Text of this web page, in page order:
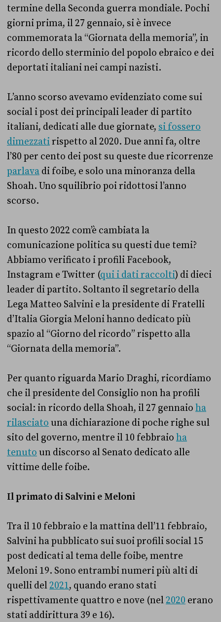
termine della Seconda guerra mondiale. Pochi
giorni prima, il 27 gennaio, si è invece
commemorata la “Giornata della memoria”, in
ricordo dello sterminio del popolo ebraico e dei
deportati italiani nei campi nazisti.
L’anno scorso avevamo evidenziato come sui
social i post dei principali leader di partito
italiani, dedicati alle due giornate, si fossero
dimezzatirispetto al 2020. Due anni fa, oltre
l’80 per cento dei post su queste due ricorrenze
parlava di foibe, e solo una minoranza della
Shoah. Uno squilibrio poi ridottosi l’anno
scorso.
In questo 2022 com’è cambiata la
comunicazione politica su questi due temi?
Abbiamo verificato i profili Facebook,
Instagram e Twitter (qui i dati raccolti) di dieci
leader di partito. Soltanto il segretario della
Lega Matteo Salvini e la presidente di Fratelli
d’Italia Giorgia Meloni hanno dedicato più
spazio al “Giorno del ricordo” rispetto alla
“Giornata della memoria”.
Per quanto riguarda Mario Draghi, ricordiamo
che il presidente del Consiglio non ha profili
social: in ricordo della Shoah, il 27 gennaio ha
rilasciato una dichiarazione di poche righe sul
sito del governo, mentre il 10 febbraio ha
tenuto un discorso al Senato dedicato alle
vittime delle foibe.
Il primato di Salvini e Meloni
Tra il 10 febbraio e la mattina dell’11 febbraio,
Salvini ha pubblicato sui suoi profili social 15
post dedicati al tema delle foibe, mentre
Meloni 19. Sono entrambi numeri più alti di
quelli del2021, quando erano stati
rispettivamente quattro e nove (nel2020 erano
stati addirittura 39 e 16).